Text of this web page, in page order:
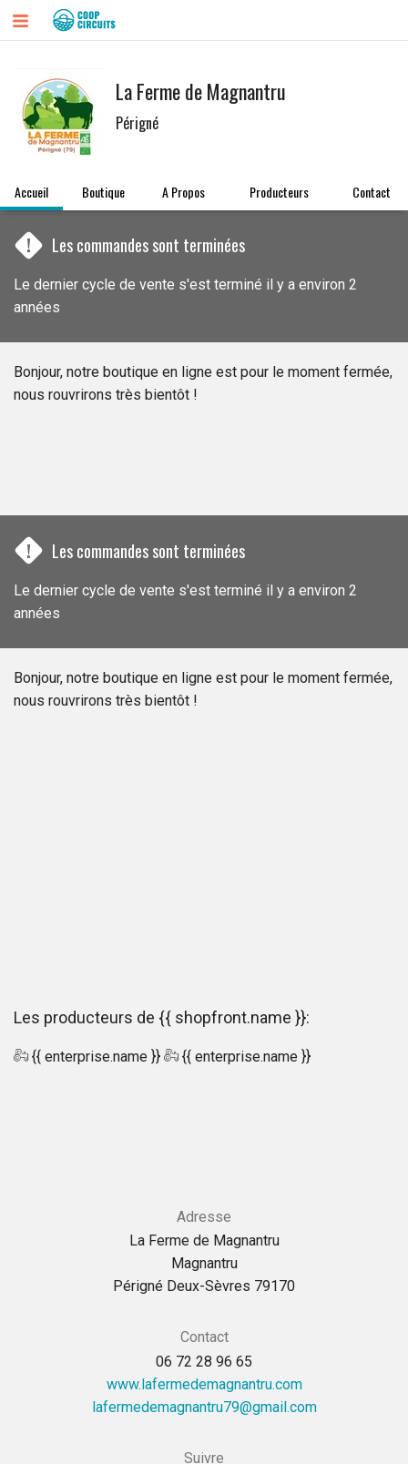
La Ferme de Magnantru
Périgné
Accueil Boutique A Propos Producteurs Contact
! Les commandes sont terminées
Le dernier cycle de vente s'est terminé il y a environ 2
années
Bonjour, notre boutique en ligne est pour le moment fermée,
nous rouvrirons très bientôt !
! Les commandes sont terminées
Le dernier cycle de vente s'est terminé il y a environ 2
années
Bonjour, notre boutique en ligne est pour le moment fermée,
nous rouvrirons très bientôt !
Les producteurs de {{ shopfront.name }}:
{{ enterprise.name }} {{ enterprise.name }}
Adresse
La Ferme de Magnantru
Magnantru
Périgné Deux-Sèvres 79170
Contact
06 72 28 96 65
www.lafermedemagnantru.com
moc.liamg@97urtnangamedemrefal
Suivre